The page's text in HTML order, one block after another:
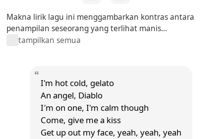
Makna lirik lagu ini menggambarkan kontras antara
penampilan seseorang yang terlihat manis...
tampilkan semua
I'm hot cold, gelato
An angel, Diablo
I′m on one, I'm calm though
Come, give me a kiss
Get up out my face, yeah, yeah, yeah